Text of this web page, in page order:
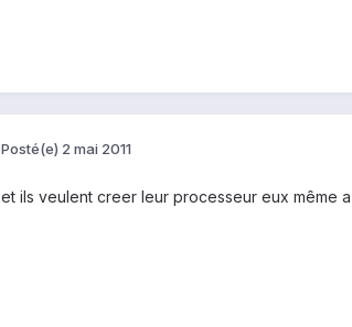
Posté(e) 2 mai 2011
et ils veulent creer leur processeur eux même